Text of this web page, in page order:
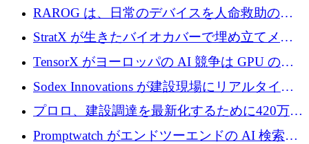
尿モニタリングを自動化するための MDR 認
証を獲得
RAROG は、日常のデバイスを人命救助の救
助ビーコンに変えるために 16 万 2,000 ユーロ
StratX が生きたバイオカバーで埋め立てメタ
ン対策に 119 万ドルを調達
TensorX がヨーロッパの AI 競争は GPU の所
有者によって決まると考える理由
Sodex Innovations が建設現場にリアルタイム
のインテリジェンスをもたらすために 400 万
ユーロを確保
プロロ、建設調達を最新化するために420万ポ
ンドを調達
Promptwatch がエンドツーエンドの AI 検索最